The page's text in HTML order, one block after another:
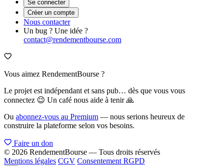
Se connecter
Créer un compte
Nous contacter
Un bug ? Une idée ?
contact@rendementbourse.com
Vous aimez RendementBourse ?
Le projet est indépendant et sans pub… dès que vous vous
connectez 😉 Un café nous aide à tenir 🙏
Ou abonnez-vous au Premium — nous serions heureux de
construire la plateforme selon vos besoins.
Faire un don
© 2026 RendementBourse — Tous droits réservés
Mentions légales CGV Consentement RGPD